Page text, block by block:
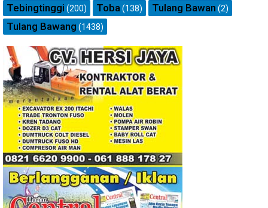
Tebingtinggi (200) Toba (138) Tulang Bawan (2)
Tulang Bawang (1438)